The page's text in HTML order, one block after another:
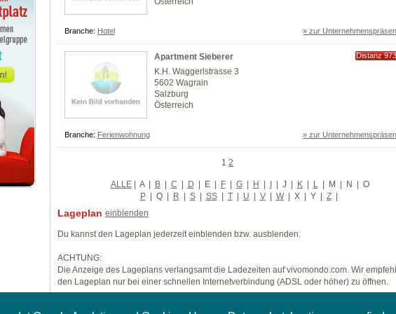
Branche: Hotel » zur
Apartment Sieberer
Distanz
K.H. Waggerlstrasse 3
5602 Wagrain
Salzburg
Österreich
Branche: Ferienwohnung » zur
1 2
ALLE| A| B | C | D | E | F | G | H | I | J | K | L | M | N | O
P | Q | R | S | SS | T | U | V | W | X | Y | Z |
Lageplan einblenden
Du kannst den Lageplan jederzeit einblenden bzw. ausblenden.
ACHTUNG:
Die Anzeige des Lageplans verlangsamt die Ladezeiten auf vivomondo.com. Wir
den Lageplan nur bei einer schnellen Internetverbindung (ADSL oder höher) zu öffnen.